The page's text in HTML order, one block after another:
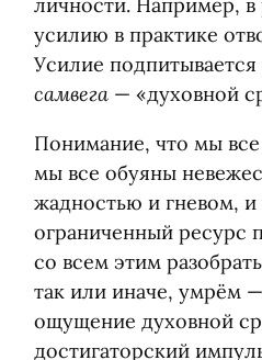
личности. Например,
усилию в практике
Усилие подпитывается
самвега— «духовной
Понимание, что мы все
мы все обуяны
жадностью и гневом, и
ограниченный ресурс
со всем этим
так или иначе, умрём
ощущение духовной
достигаторский